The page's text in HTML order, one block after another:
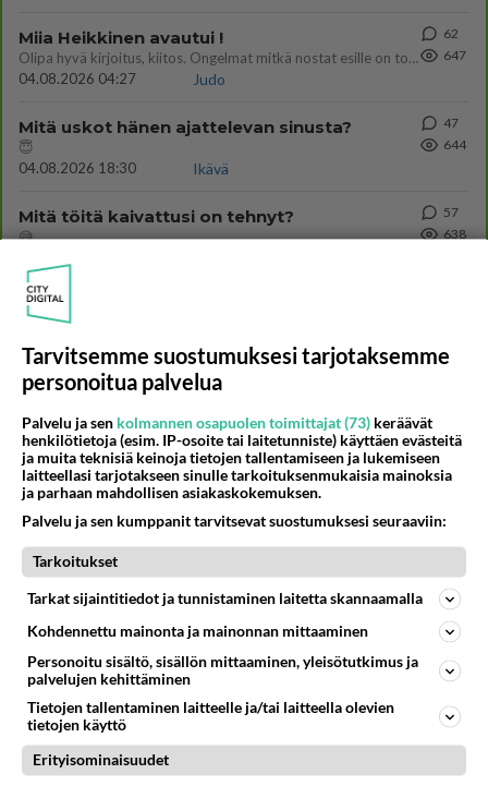
Miia Heikkinen avautui !
Olipa hyvä kirjoitus, kiitos. Ongelmat mitkä nostat esille on todellisia ja tämä ylimielisyys totta ja se näkyy kaikessa
04.08.2026 04:27
Judo
62
647
Mitä uskot hänen ajattelevan sinusta?
😇
04.08.2026 18:30
Ikävä
47
644
Mitä töitä kaivattusi on tehnyt?
😅
57
638
Voiko meidän välit
Koskaan parantua tästä?
05.08.2026 05:34
Ikävä
Mitä tuot pöytään parisuhteessa?
Siinäpä se kysymys on otsikossa. Mitäpä siis tuot/toisit pöytään parisuhteessa? Oletko mies vai nainen? Koetko sen mitä
349
Martinan bisneksillä ei mene hyvin
Tiesitkö? Martina Aitolehden isäpuoli on tämä suosittu laulaja 27
2 km on nykyään liian pitkä koulumatka
Miesten tuijotus
Muistatko? Kädestä suuhun elävä Satu sai jättimäisen rahasalkun
Henry-miljonääriltä
Tarvitsemme suostumuksesi tarjotaksemme
personoitua palvelua
Palvelu ja sen kolmannen osapuolen toimittajat (73) keräävät
henkilötietoja (esim. IP-osoite tai laitetunniste) käyttäen evästeitä
ja muita teknisiä keinoja tietojen tallentamiseen ja lukemiseen
laitteellasi tarjotakseen sinulle tarkoituksenmukaisia mainoksia
ja parhaan mahdollisen asiakaskokemuksen.
Palvelu ja sen kumppanit tarvitsevat suostumuksesi seuraaviin:
Tarkoitukset
Tarkat sijaintitiedot ja tunnistaminen laitetta skannaamalla
Kohdennettu mainonta ja mainonnan mittaaminen
Personoitu sisältö, sisällön mittaaminen, yleisötutkimus ja
palvelujen kehittäminen
Tietojen tallentaminen laitteelle ja/tai laitteella olevien
tietojen käyttö
Erityisominaisuudet